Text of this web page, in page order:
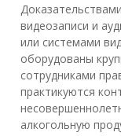
видеозаписи и
или системами
оборудованы
сотрудниками
практикуются
алкогольную